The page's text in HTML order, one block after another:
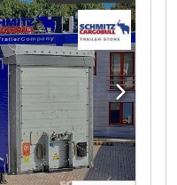
van alle beschikbare
Financiering
contracten en
u graag persoonlijk.